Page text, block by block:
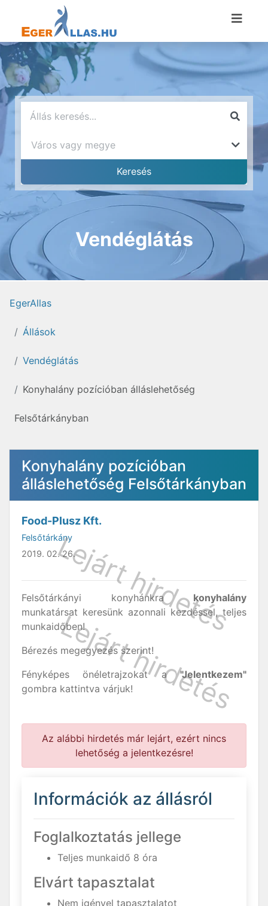
Vendéglátás
EgerAllas
Állások
Vendéglátás
Konyhalány pozícióban álláslehetőség
Felsőtárkányban
Konyhalány pozícióban
álláslehetőség Felsőtárkányban
Food-Plusz Kft.
Felsőtárkány
2019. 02. 26.
Felsőtárkányi konyhánkra konyhalány
munkatársat keresünk azonnali kezdéssel, teljes
munkaidőben!
Bérezés megegyezés szerint!
Fényképes önéletrajzokat a"Jelentkezem"
gombra kattintva várjuk!
Az alábbi hirdetés már lejárt, ezért nincs
lehetőség a jelentkezésre!
Információk az állásról
Foglalkoztatás jellege
Teljes munkaidő 8 óra
Elvárt tapasztalat
Nem igényel tapasztalatot